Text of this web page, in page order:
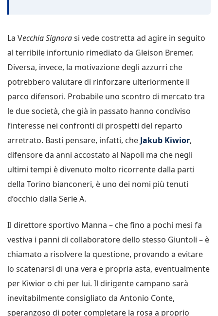
La Vecchia Signorasi vede costretta ad agire in seguito
al terribile infortunio rimediato da Gleison Bremer.
Diversa, invece, la motivazione degli azzurri che
potrebbero valutare di rinforzare ulteriormente il
parco difensori. Probabile uno scontro di mercato tra
le due società, che già in passato hanno condiviso
l’interesse nei confronti di prospetti del reparto
arretrato. Basti pensare, infatti, che Jakub Kiwior,
difensore da anni accostato al Napoli ma che negli
ultimi tempi è divenuto molto ricorrente dalla parti
della Torino bianconeri, è uno dei nomi più tenuti
d’occhio dalla Serie A.
Il direttore sportivo Manna – che fino a pochi mesi fa
vestiva i panni di collaboratore dello stesso Giuntoli – è
chiamato a risolvere la questione, provando a evitare
lo scatenarsi di una vera e propria asta, eventualmente
per Kiwior o chi per lui. Il dirigente campano sarà
inevitabilmente consigliato da Antonio Conte,
speranzoso di poter completare la rosa a proprio